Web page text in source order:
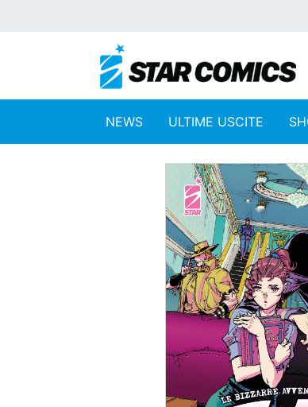
NEWS ULTIME USCITE